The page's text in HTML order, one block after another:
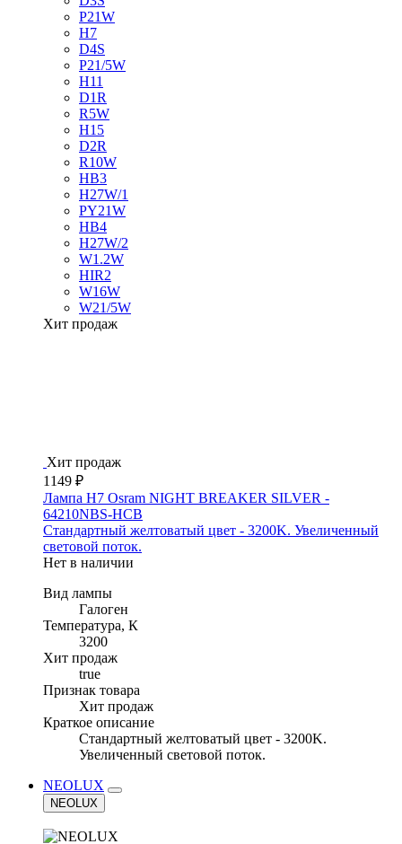
P21W
H7
D4S
P21/5W
H11
D1R
R5W
H15
D2R
R10W
HB3
H27W/1
PY21W
HB4
H27W/2
W1.2W
HIR2
W16W
W21/5W
Хит продаж
Хит продаж
1149 ₽
Лампа H7 Osram NIGHT BREAKER SILVER -
64210NBS-HCB
Стандартный желтоватый цвет - 3200K. Увеличенный
световой поток.
Нет в наличии
Вид лампы
Галоген
Температура, К
3200
Хит продаж
true
Признак товара
Хит продаж
Краткое описание
Стандартный желтоватый цвет - 3200K.
Увеличенный световой поток.
NEOLUX
NEOLUX